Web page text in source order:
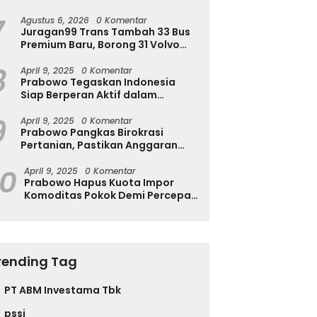
Agustus 6, 2026 0 Komentar
Juragan99 Trans Tambah 33 Bus
Premium Baru, Borong 31 Volvo
di GIIAS 2026
April 9, 2025 0 Komentar
Prabowo Tegaskan Indonesia
Siap Berperan Aktif dalam
April 9, 2025 0 Komentar
Prabowo Pangkas Birokrasi
Pertanian, Pastikan Anggaran
April 9, 2025 0 Komentar
Prabowo Hapus Kuota Impor
Komoditas Pokok Demi Percepat
Tag
PT ABM Investama Tbk
pssi